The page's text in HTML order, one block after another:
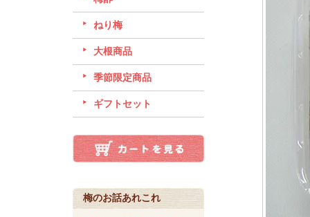
ねり梅
大根商品
季節限定商品
ギフトセット
梅のお話あれこれ